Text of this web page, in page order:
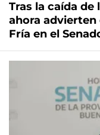
Tras la caída
ahora advierten
Fría en el